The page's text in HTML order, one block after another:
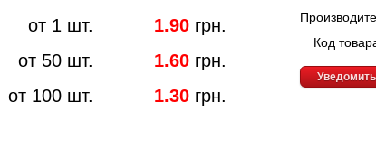
от 1 шт. 1.90 грн.
от 50 шт.
1.60 грн.
от 100 шт.
1.30 грн.
Код